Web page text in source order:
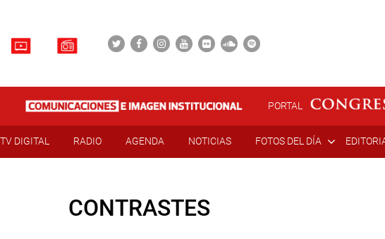
PORTAL
TV DIGITAL RADIO AGENDA NOTICIAS FOTOS DEL DÍA
CONTRASTES